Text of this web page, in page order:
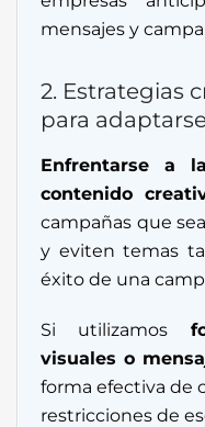
mensajes y
2. Estrategias
para
Enfrentarse a
contenido
campañas que
y eviten temas
éxito de una
Si utilizamos
visuales o
forma efectiva de
restricciones de